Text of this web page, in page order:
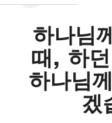
하나님
때, 하
하나님
겠